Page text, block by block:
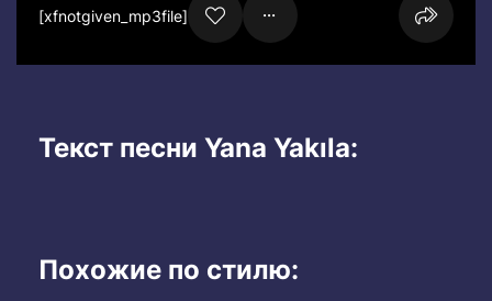
[xfnotgiven_mp3file]
Текст песни Yana Yakıla:
Похожие по стилю: